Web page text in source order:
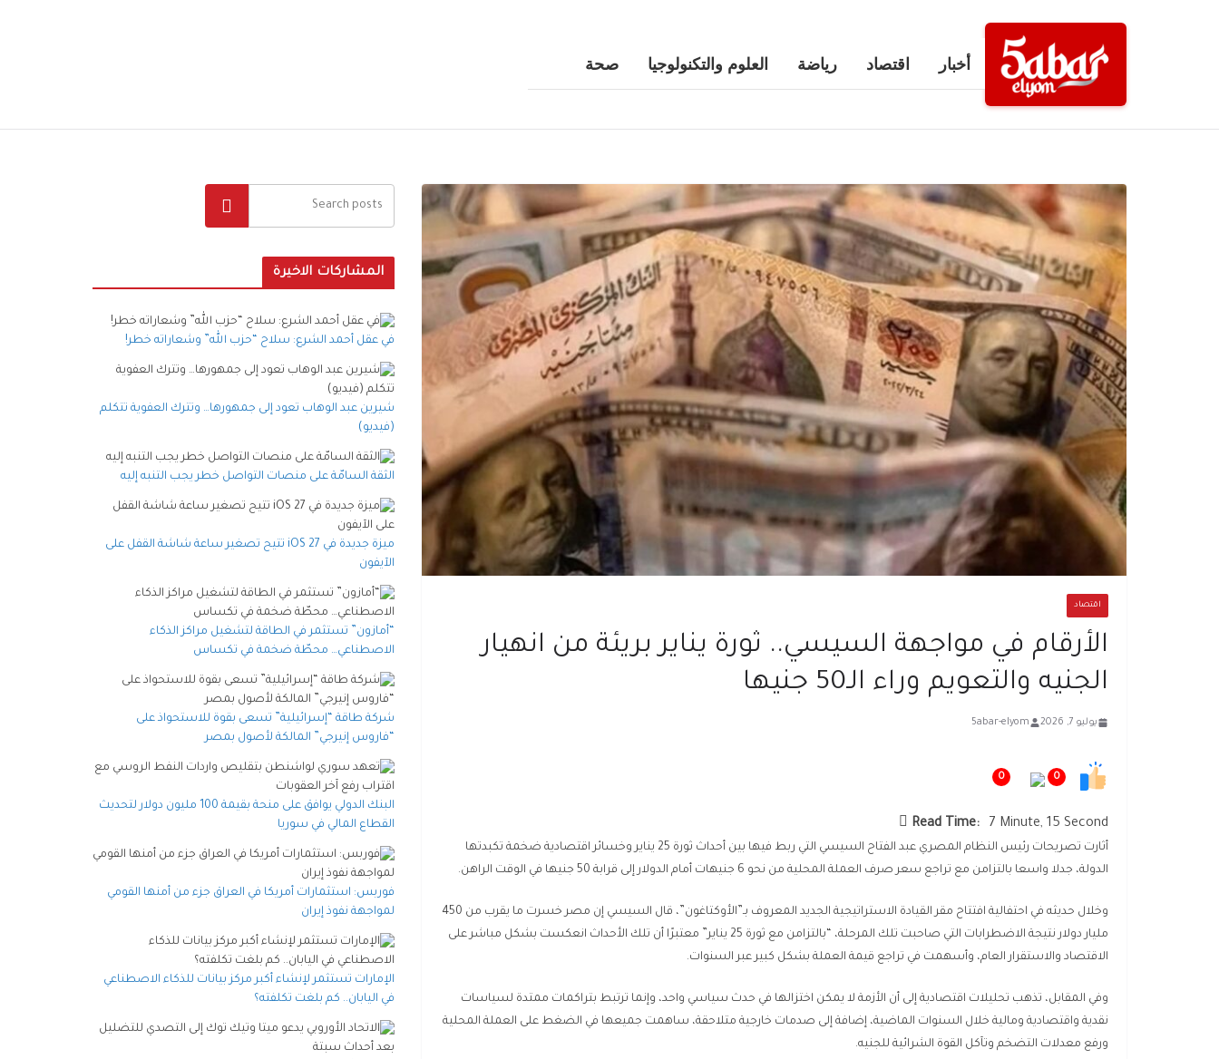
أخبار اقتصاد رياضة العلوم والتكنولوجيا صحة
اقتصاد
الأرقام في مواجهة السيسي.. ثورة يناير بريئة من انهيار
الجنيه والتعويم وراء الـ50 جنيها
يوليو 7, 2026 5abar-elyom
0
0
Read Time: 7 Minute, 15 Second
أثارت تصريحات رئيس النظام المصري عبد الفتاح السيسي التي ربط فيها بين أحداث ثورة 25 يناير وخسائر اقتصادية ضخمة تكبدتها
الدولة، جدلا واسعا بالتزامن مع تراجع سعر صرف العملة المحلية من نحو 6 جنيهات أمام الدولار إلى قرابة 50 جنيها في الوقت الراهن.
وخلال حديثه في احتفالية افتتاح مقر القيادة الاستراتيجية الجديد المعروف بـ”الأوكتاغون”، قال السيسي إن مصر خسرت ما يقرب من 450
مليار دولار نتيجة الاضطرابات التي صاحبت تلك المرحلة، “بالتزامن مع ثورة 25 يناير” معتبرًا أن تلك الأحداث انعكست بشكل مباشر على
الاقتصاد والاستقرار العام، وأسهمت في تراجع قيمة العملة بشكل كبير عبر السنوات.
وفي المقابل، تذهب تحليلات اقتصادية إلى أن الأزمة لا يمكن اختزالها في حدث سياسي واحد، وإنما ترتبط بتراكمات ممتدة لسياسات
نقدية واقتصادية ومالية خلال السنوات الماضية، إضافة إلى صدمات خارجية متلاحقة، ساهمت جميعها في الضغط على العملة المحلية
ورفع معدلات التضخم وتآكل القوة الشرائية للجنيه.
المشاركات الاخيرة
في عقل أحمد الشرع: سلاح “حزب الله” وشعاراته خطر!
شيرين عبد الوهاب تعود إلى جمهورها… وتترك العفوية تتكلم
(فيديو)
الثقة السامّة على منصات التواصل خطر يجب التنبه إليه
ميزة جديدة في iOS 27 تتيح تصغير ساعة شاشة القفل على
الآيفون
“أمازون” تستثمر في الطاقة لتشغيل مراكز الذكاء
الاصطناعي… محطّة ضخمة في تكساس
شركة طاقة “إسرائيلية” تسعى بقوة للاستحواذ على
“فاروس إنيرجي” المالكة لأصول بمصر
البنك الدولي يوافق على منحة بقيمة 100 مليون دولار لتحديث
القطاع المالي في سوريا
فوربس: استثمارات أمريكا في العراق جزء من أمنها القومي
لمواجهة نفوذ إيران
الإمارات تستثمر لإنشاء أكبر مركز بيانات للذكاء الاصطناعي
في اليابان.. كم بلغت تكلفته؟